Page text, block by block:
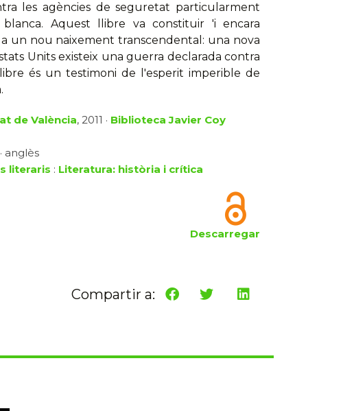
les agències de seguretat particularment
blanca. Aquest llibre va constituir 'i encara
un nou naixement transcendental: una nova
Units existeix una guerra declarada contra
és un testimoni de l'esperit imperible de
de València, 2011 · Biblioteca Javier Coy
anglès
literaris : Literatura: història i crítica
Descarregar
Compartir a: